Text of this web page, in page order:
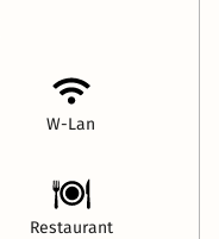
W-Lan
Restaurant